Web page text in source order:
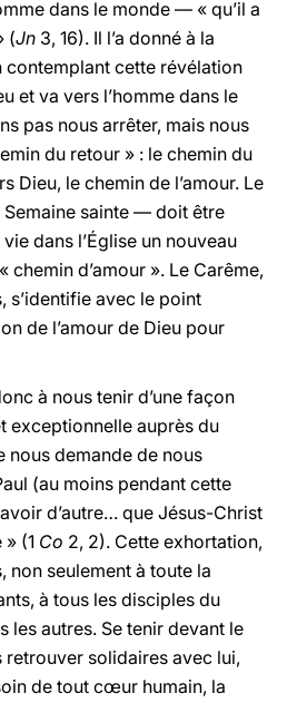
dans le monde — « qu’il a
(Jn 3, 16). Il l’a donné à la
contemplant cette révélation
et va vers l’homme dans le
pas nous arrêter, mais nous
du retour » : le chemin du
Dieu, le chemin de l’amour. Le
sainte — doit être
dans l’Église un nouveau
chemin d’amour ». Le Carême,
s’identifie avec le point
de l’amour de Dieu pour
à nous tenir d’une façon
exceptionnelle auprès du
nous demande de nous
(au moins pendant cette
d’autre… que Jésus-Christ
(1 Co 2, 2). Cette exhortation,
non seulement à toute la
à tous les disciples du
les autres. Se tenir devant le
solidaires avec lui,
de tout cœur humain, la